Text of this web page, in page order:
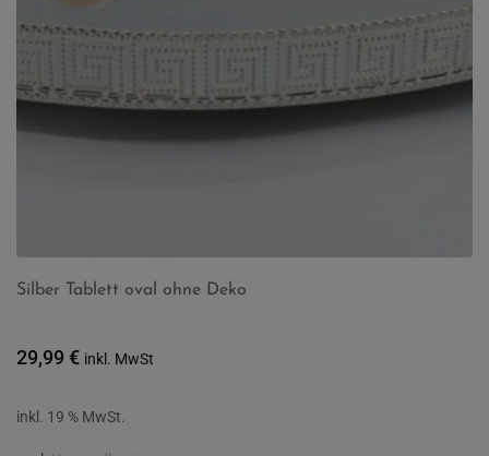
Silber Tablett oval ohne Deko
29,99 € inkl. MwSt
inkl. 19 % MwSt.